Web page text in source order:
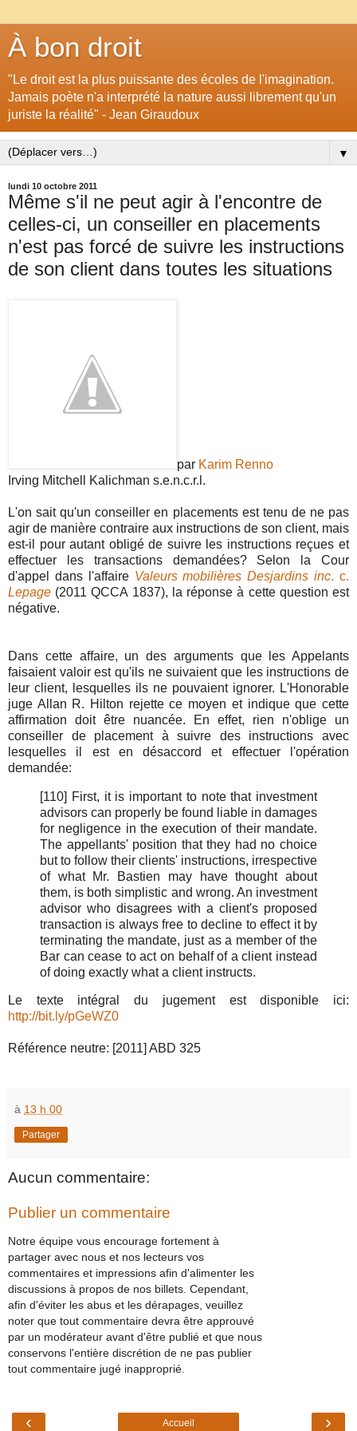
À bon droit
"Le droit est la plus puissante des écoles de l'imagination.
Jamais poète n'a interprété la nature aussi librement qu'un
juriste la réalité" - Jean Giraudoux
▼
lundi 10 octobre 2011
Même s'il ne peut agir à l'encontre de
celles-ci, un conseiller en placements
n'est pas forcé de suivre les instructions
de son client dans toutes les situations
par Karim Renno
Irving Mitchell Kalichman s.e.n.c.r.l.
L'on sait qu'un conseiller en placements est tenu de ne pas
agir de manière contraire aux instructions de son client, mais
est-il pour autant obligé de suivre les instructions reçues et
effectuer les transactions demandées? Selon la Cour
d'appel dans l'affaire Valeurs mobilières Desjardins inc. c.
Lepage (2011 QCCA 1837), la réponse à cette question est
négative.
Dans cette affaire, un des arguments que les Appelants
faisaient valoir est qu'ils ne suivaient que les instructions de
leur client, lesquelles ils ne pouvaient ignorer. L'Honorable
juge Allan R. Hilton rejette ce moyen et indique que cette
affirmation doit être nuancée. En effet, rien n'oblige un
conseiller de placement à suivre des instructions avec
lesquelles il est en désaccord et effectuer l'opération
demandée:
[110] First, it is important to note that investment
advisors can properly be found liable in damages
for negligence in the execution of their mandate.
The appellants' position that they had no choice
but to follow their clients' instructions, irrespective
of what Mr. Bastien may have thought about
them, is both simplistic and wrong. An investment
advisor who disagrees with a client's proposed
transaction is always free to decline to effect it by
terminating the mandate, just as a member of the
Bar can cease to act on behalf of a client instead
of doing exactly what a client instructs.
Le texte intégral du jugement est disponible ici:
http://bit.ly/pGeWZ0
Référence neutre: [2011] ABD 325
à 13 h 00
Partager
Aucun commentaire:
Publier un commentaire
Notre équipe vous encourage fortement à
partager avec nous et nos lecteurs vos
commentaires et impressions afin d'alimenter les
discussions à propos de nos billets. Cependant,
afin d'éviter les abus et les dérapages, veuillez
noter que tout commentaire devra être approuvé
par un modérateur avant d'être publié et que nous
conservons l'entière discrétion de ne pas publier
tout commentaire jugé inapproprié.
‹ ›
Accueil